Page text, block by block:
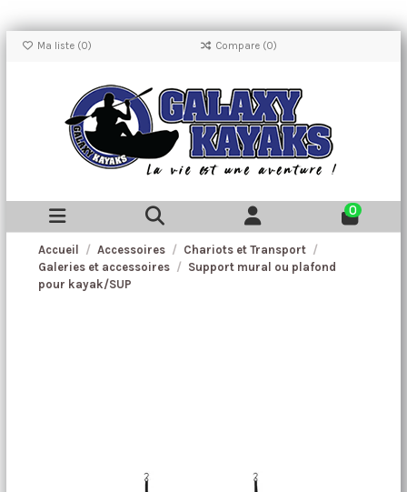
Ma liste (0) Compare (0)
0
Accueil Accessoires
Chariots et Transport
Galeries et accessoires
Support mural ou plafond
pour kayak/SUP